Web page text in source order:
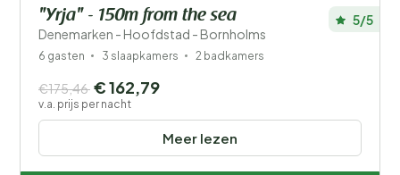
"Yrja" - 150m from the sea
Denemarken - Hoofdstad - Bornholms
5/5
6 gasten 3 slaapkamers 2 badkamers
Meer lezen
€175,46 € 162,79
v.a. prijs per nacht